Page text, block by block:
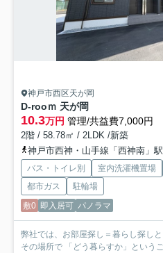
神戸市西区天が岡
D-rooｍ 天が岡
10.3万円 管理/共益費7,000円
2階 / 58.78㎡ / 2LDK /新築
神戸市西神・山手線「西神南」
バス・トイレ別 室内洗濯機置場
都市ガス
駐輪場
敷0 即入居可 パノラマ
弊社では、お部屋探し＝暮らし探し
その場所で 「どう暮らすか」という